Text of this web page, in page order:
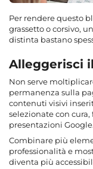
Per rendere questo
grassetto o corsivo,
distinta bastano
Alleggerisci
Non serve
permanenza sulla
contenuti visivi
selezionate con
presentazioni Google.
Combinare più
professionalità e
diventa più